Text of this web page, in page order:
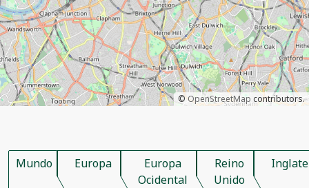
©OpenStreetMap contributors.
Mundo Europa
Europa
Ocidental
Reino
Unido